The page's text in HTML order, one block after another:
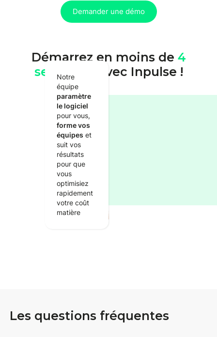
Demander une démo
Démarrez en moins de 4
semaines
avec Inpulse !
Notre
équipe
paramètre
le logiciel
pour vous,
forme vos
équipes et
suit vos
résultats
pour que
vous
optimisiez
rapidement
votre coût
matière
Les questions fréquentes